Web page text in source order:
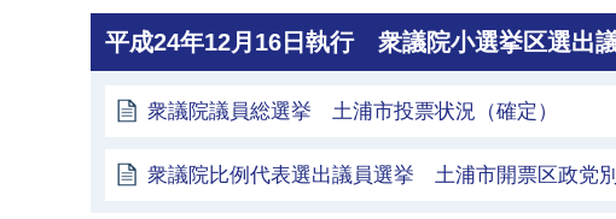
平成24年12月16日執行 衆議院小選挙区選出
衆議院議員総選挙 土浦市投票状況（確定）
衆議院比例代表選出議員選挙 土浦市開票区政党